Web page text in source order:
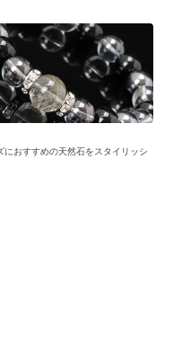
におすすめの天然石をスタイリッシ